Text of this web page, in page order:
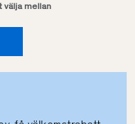
välja mellan